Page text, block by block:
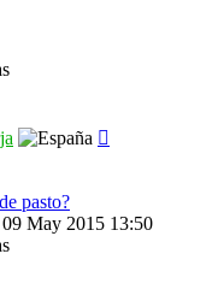
pasto?
09 May 2015 13:50